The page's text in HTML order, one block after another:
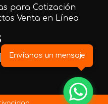
para Cotización
Venta en Línea
Envíanos un mensaje